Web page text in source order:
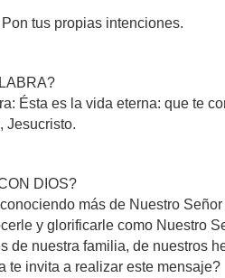
tus propias intenciones.
Ésta es la vida eterna: que te
Jesucristo.
DIOS?
más de Nuestro
y glorificarle como Nuestro
de nuestra familia, de nuestros
te invita a realizar este mensaje?